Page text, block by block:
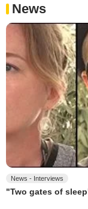
News
News - Interviews
"Two gates of